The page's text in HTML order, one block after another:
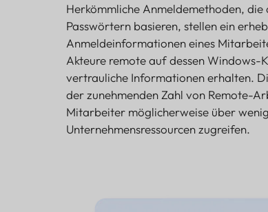
Herkömmliche Anmeldemethoden,
Passwörtern basieren, stellen ein
Anmeldeinformationen eines
Akteure remote auf dessen
vertrauliche Informationen erhalten.
der zunehmenden Zahl von Remote-
Mitarbeiter möglicherweise über
Unternehmensressourcen zugreifen.